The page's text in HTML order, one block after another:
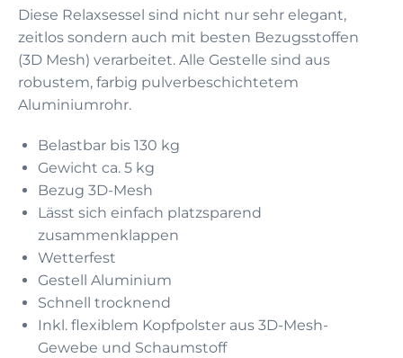
Diese Relaxsessel sind nicht nur sehr elegant,
zeitlos sondern auch mit besten Bezugsstoffen
(3D Mesh) verarbeitet. Alle Gestelle sind aus
robustem, farbig pulverbeschichtetem
Aluminiumrohr.
Belastbar bis 130 kg
Gewicht ca. 5 kg
Bezug 3D-Mesh
Lässt sich einfach platzsparend
zusammenklappen
Wetterfest
Gestell Aluminium
Schnell trocknend
Inkl. flexiblem Kopfpolster aus 3D-Mesh-
Gewebe und Schaumstoff